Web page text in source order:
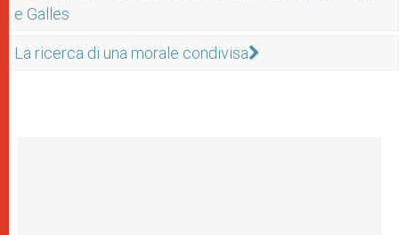
e Galles
La ricerca di una morale condivisa